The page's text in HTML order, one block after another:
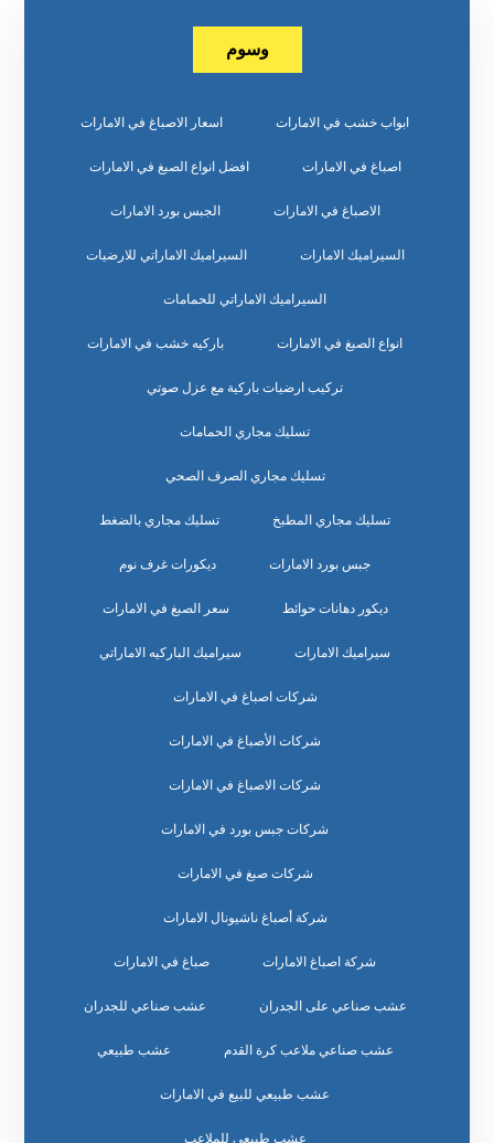
وسوم
ابواب خشب في الامارات اسعار الاصباغ في الامارات
اصباغ في الامارات افضل انواع الصبغ في الامارات
الاصباغ في الامارات الجبس بورد الامارات
السيراميك الامارات السيراميك الاماراتي للارضيات
السيراميك الاماراتي للحمامات
انواع الصبغ في الامارات باركيه خشب في الامارات
تركيب ارضيات باركية مع عزل صوتي
تسليك مجاري الحمامات
تسليك مجاري الصرف الصحي
تسليك مجاري المطبخ تسليك مجاري بالضغط
جبس بورد الامارات ديكورات غرف نوم
ديكور دهانات حوائط سعر الصبغ في الامارات
سيراميك الامارات سيراميك الباركيه الاماراتي
شركات اصباغ في الامارات
شركات الأصباغ في الامارات
شركات الاصباغ في الامارات
شركات جبس بورد في الامارات
شركات صبغ في الامارات
شركة أصباغ ناشيونال الامارات
شركة اصباغ الامارات صباغ في الامارات
عشب صناعي على الجدران عشب صناعي للجدران
عشب صناعي ملاعب كرة القدم عشب طبيعي
عشب طبيعي للبيع في الامارات
عشب طبيعي للملاعب